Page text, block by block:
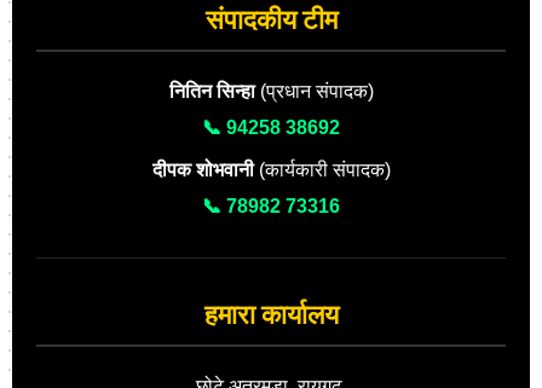
संपादकीय टीम
नितिन सिन्हा(प्रधान संपादक)
📞 94258 38692
दीपक शोभवानी(कार्यकारी संपादक)
📞 78982 73316
हमारा कार्यालय